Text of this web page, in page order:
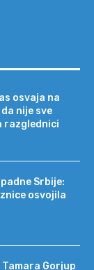
osvaja na
nije sve
razglednici
Srbije:
osvojila
Tamara Gorjup